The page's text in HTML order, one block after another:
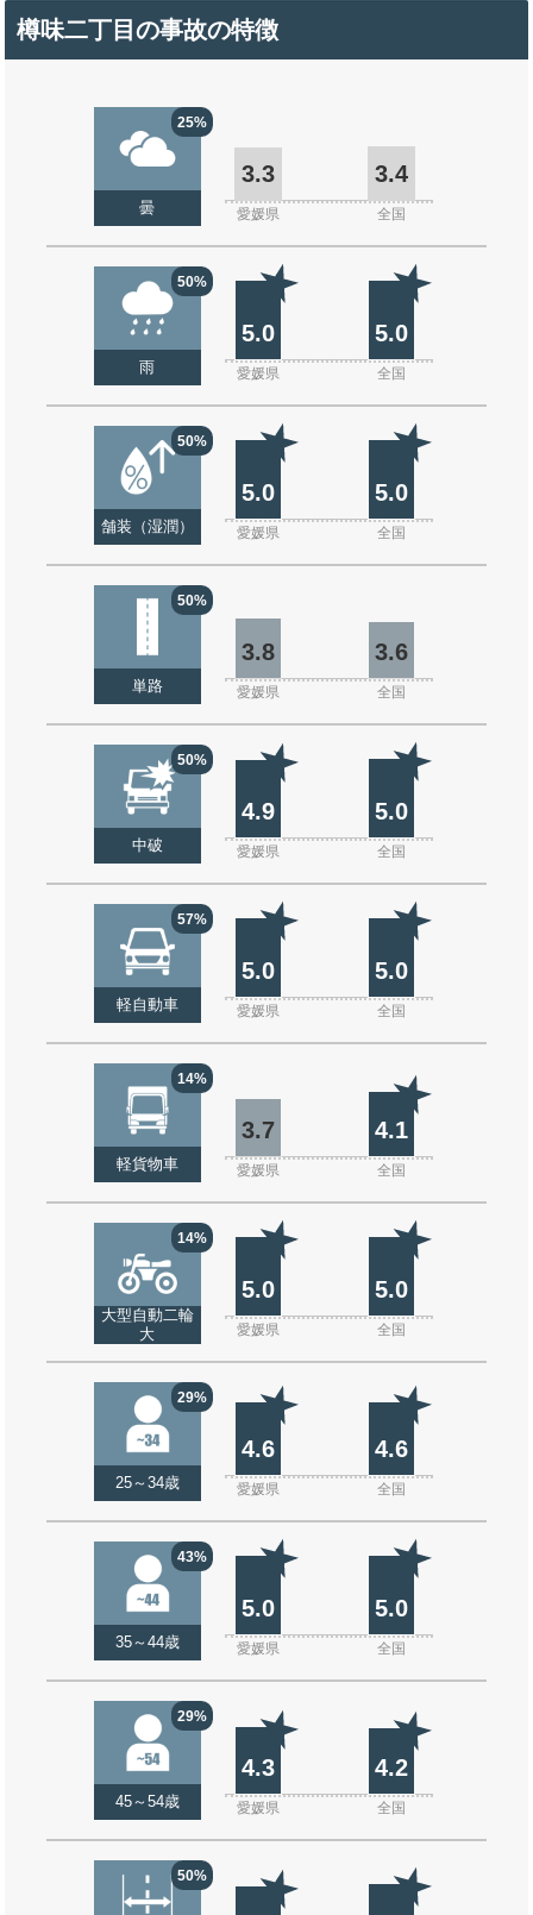
樽味二丁目の事故の特徴
25%
曇
3.3 3.4
愛媛県 全国
50%
雨
5.0 5.0
愛媛県 全国
50%
舗装（湿潤）
5.0 5.0
愛媛県 全国
50%
単路
3.8 3.6
愛媛県 全国
50%
中破
4.9 5.0
愛媛県 全国
57%
軽自動車
5.0 5.0
愛媛県 全国
14%
軽貨物車
3.7 4.1
愛媛県 全国
14%
大型自動二輪
大
5.0 5.0
愛媛県 全国
29%
25～34歳
4.6 4.6
愛媛県 全国
43%
35～44歳
5.0 5.0
愛媛県 全国
29%
45～54歳
4.3 4.2
愛媛県 全国
50%